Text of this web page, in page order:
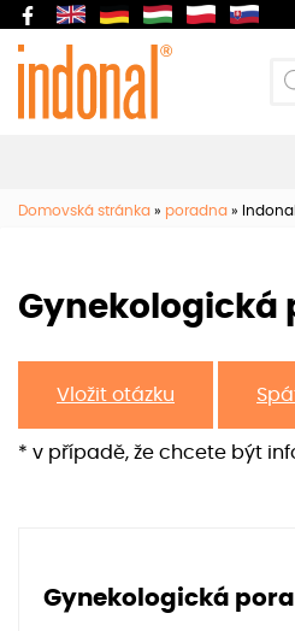
Domovská stránka » poradna »
Gynekologická
Vložit otázku
* v případě, že chcete být
Gynekologická